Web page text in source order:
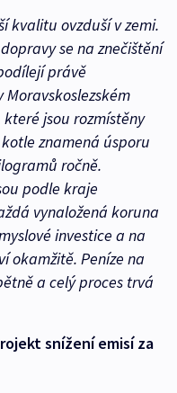
kvalitu ovzduší v zemi.
se na znečištění
právě
jsou rozmístěny
znamená úsporu
ročně.
podle kraje
vynaložená koruna
investice a na
okamžitě. Peníze na
a celý proces trvá
snížení emisí za